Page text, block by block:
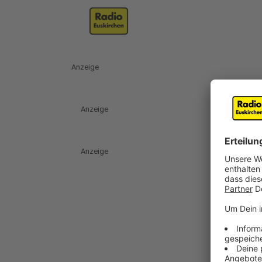
Anzeige
Anzeige
Anzeige